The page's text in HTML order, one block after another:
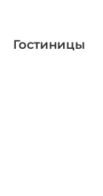
Гостиницы